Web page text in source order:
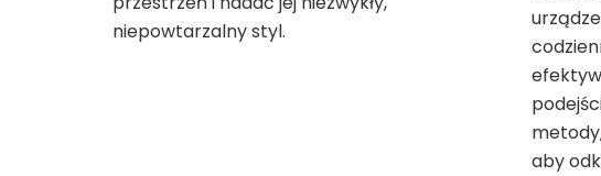
niepowtarzalny styl.
aby